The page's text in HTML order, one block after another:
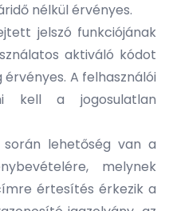
nélkül érvényes.
jelszó funkciójának
aktiváló kódot
A felhasználói
kell a jogosulatlan
lehetőség van a
melynek
értesítés érkezik a